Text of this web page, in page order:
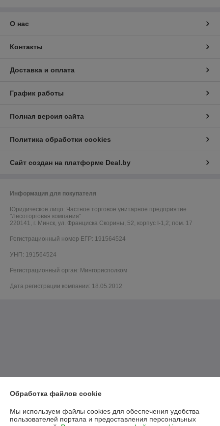
О нас
Контакты
Доставка и оплата
График работы
Полная версия сайта
Политика обработки cookies
Сайт создан на платформе Deal.by
Информация для покупателя
Юридическое лицо: Частное торговое унитарное предприятие
"Лесоторговая компания"
220141, г. Минск, ул. Франциска Скорины, 52, корпус I-1,2; пом. 17
Регистрационный номер ЕГР: 191564524
УНП: 191564524
Регистрационный орган: Мингорисполком
Дата регистрации компании: 18.05.2012
Обработка файлов cookie
Мы используем файлы cookies для обеспечения удобства
пользователей портала и предоставления персональных